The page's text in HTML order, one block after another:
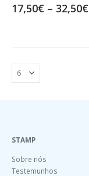
17,50€ – 32,50€
STAMP
Sobre nós
Testemunhos